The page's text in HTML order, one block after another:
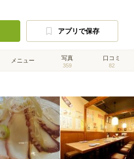
アプリで保存
メニュー 写真
359
口コミ
82